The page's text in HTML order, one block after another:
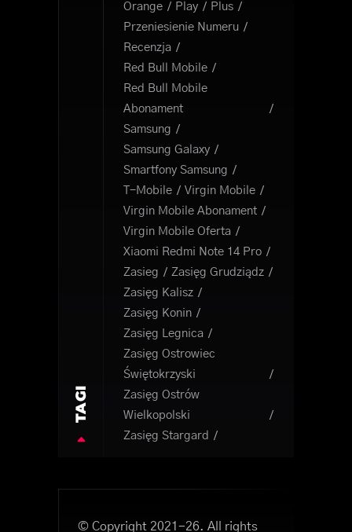
TAGI
Orange
Play
Plus
Przeniesienie Numeru
Recenzja
Red Bull Mobile
Red Bull Mobile
Abonament
Samsung
Samsung Galaxy
Smartfony Samsung
T-Mobile
Virgin Mobile
Virgin Mobile Abonament
Virgin Mobile Oferta
Xiaomi Redmi Note 14 Pro
Zasieg
Zasięg Grudziądz
Zasięg Kalisz
Zasięg Konin
Zasięg Legnica
Zasięg Ostrowiec
Świętokrzyski
Zasięg Ostrów
Wielkopolski
Zasięg Stargard
© Copyright 2021-26. All rights